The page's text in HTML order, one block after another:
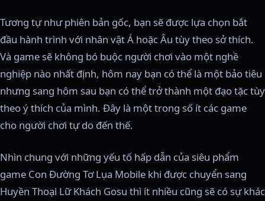
Tương tự như phiên bản gốc, bạn sẽ được lựa chọn bắt
đầu hành trình với nhân vật Á hoặc Âu tùy theo sở thích.
Và game sẽ không bó buộc người chơi vào một nghề
nghiệp nào nhất định, hôm nay bạn có thể là một bảo tiêu
nhưng sang hôm sau bạn có thể trở thành một đạo tặc tùy
theo ý thích của mình. Đây là một trong số ít các game
cho người chơi tự do đến thế.
Nhìn chung với những yếu tố hấp dẫn của siêu phẩm
game Con Đường Tơ Lụa Mobile khi được chuyển sang
Huyền Thoại Lữ Khách Gosu thì ít nhiều cũng sẽ có sự khác